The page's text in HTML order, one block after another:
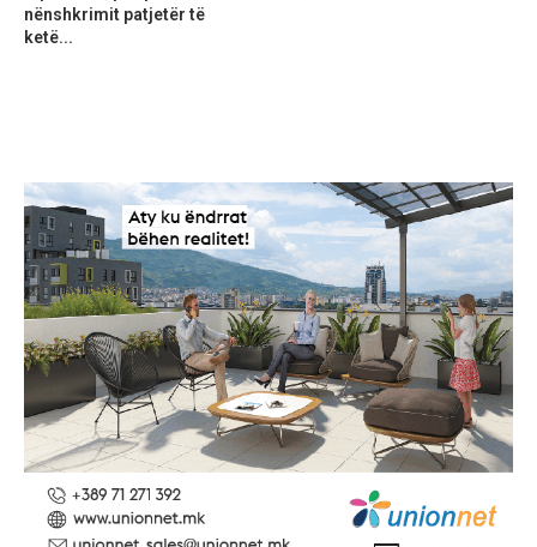
nënshkrimit patjetër të
ketë...